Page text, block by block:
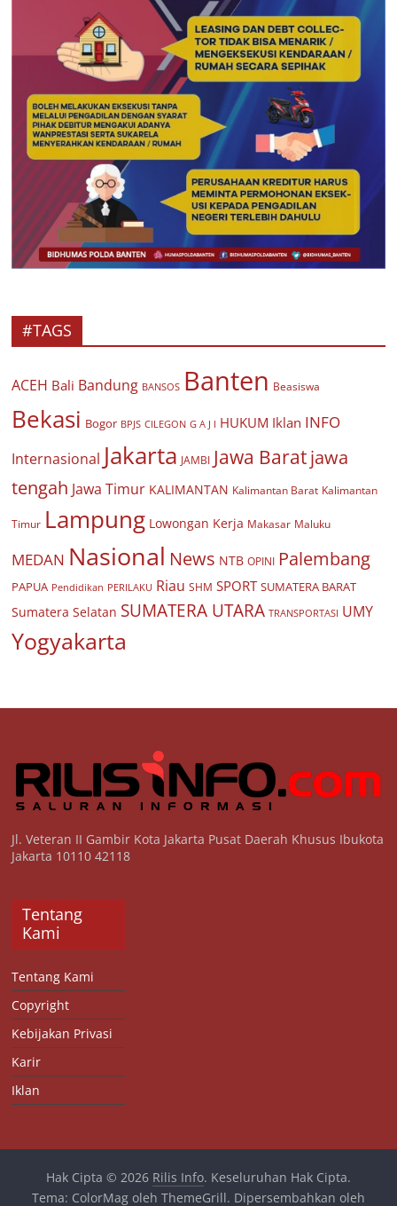
#TAGS
ACEH Bali Bandung BANSOS Banten Beasiswa
Bekasi Bogor BPJS CILEGON G A J I HUKUM Iklan INFO
Internasional Jakarta JAMBI Jawa Baratjawa
tengah Jawa Timur KALIMANTAN Kalimantan Barat Kalimantan
Timur Lampung Lowongan Kerja Makasar Maluku
MEDAN Nasional News NTB OPINI Palembang
PAPUA Pendidikan PERILAKU Riau SHM SPORT SUMATERA BARAT
Sumatera Selatan SUMATERA UTARA TRANSPORTASI UMY
Yogyakarta
Jl. Veteran II Gambir Kota Jakarta Pusat Daerah Khusus Ibukota
Jakarta 10110 42118
Tentang
Kami
Tentang Kami
Copyright
Kebijakan Privasi
Karir
Iklan
Hak Cipta © 2026 Rilis Info. Keseluruhan Hak Cipta.
Tema: ColorMagoleh ThemeGrill. Dipersembahkan oleh